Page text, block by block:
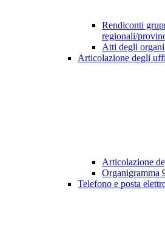
Rendiconti
regionali/
Atti degli
Articolazione degli
Articolazione
Organigramma
Telefono e posta